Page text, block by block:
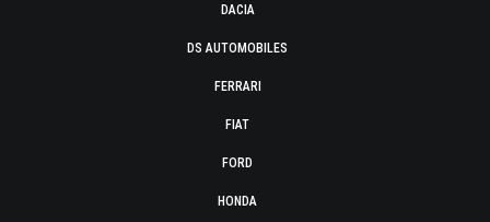
DACIA
DS AUTOMOBILES
FERRARI
FIAT
FORD
HONDA